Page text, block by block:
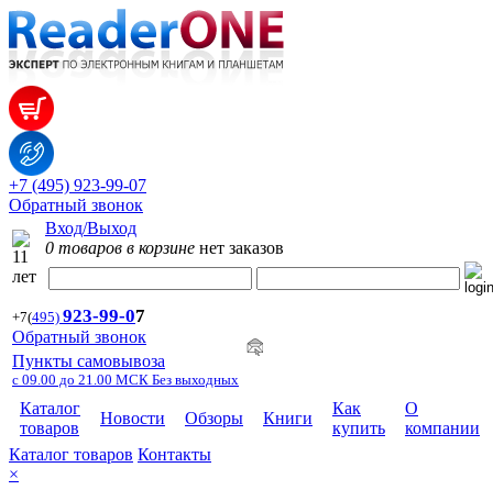
+7 (495) 923-99-07
Обратный звонок
Вход/Выход
0 товаров в корзине нет заказов
+7(495) 923-99-07
Обратный звонок
Пункты самовывоза
с 09.00 до 21.00 МСК Без выходных
Каталог
товаров
Новости Обзоры Книги
Как
купить
О
компании
Каталог товаров Контакты
×